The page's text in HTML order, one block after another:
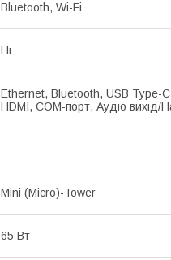
Bluetooth, Wi-Fi
Ні
Ethernet, Bluetooth, USB Type-
HDMI, COM-порт, Аудіо вихід/
Mini (Micro)-Tower
65 Вт